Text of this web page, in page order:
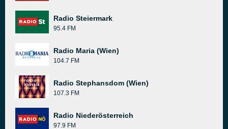
Radio Steiermark
95.4 FM
Radio Maria (Wien)
104.7 FM
Radio Stephansdom (Wien)
107.3 FM
Radio Niederösterreich
97.9 FM